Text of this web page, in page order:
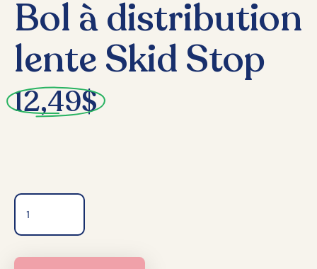
Bol à distribution
lente Skid Stop
12,49$